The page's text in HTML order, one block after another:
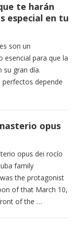
te harán
especial en tu
son un
esencial para que la
su gran día.
perfectos depende
opus
opus dei rocío
family
the protagonist
of that March 10,
of the …